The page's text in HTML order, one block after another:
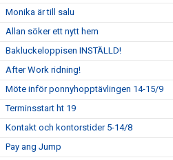
Monika är till salu
Allan söker ett nytt hem
Bakluckeloppisen INSTÄLLD!
After Work ridning!
Möte inför ponnyhopptävlingen 14-15/9
Terminsstart ht 19
Kontakt och kontorstider 5-14/8
Pay ang Jump